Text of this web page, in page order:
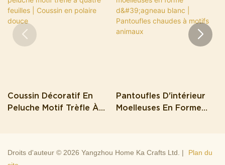
Coussin Décoratif En
Peluche Motif Trèfle À
Pantoufles D'intérieur
Moelleuses En Forme
Droits d'auteur © 2026 Yangzhou Home Ka Crafts Ltd. |
Plan du